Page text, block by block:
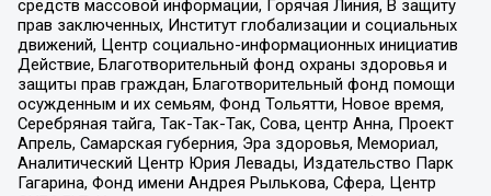
средств массовой информации, Горячая Линия, В защиту
прав заключенных, Институт глобализации и социальных
движений, Центр социально-информационных инициатив
Действие, Благотворительный фонд охраны здоровья и
защиты прав граждан, Благотворительный фонд помощи
осужденным и их семьям, Фонд Тольятти, Новое время,
Серебряная тайга, Так-Так-Так, Сова, центр Анна, Проект
Апрель, Самарская губерния, Эра здоровья, Мемориал,
Аналитический Центр Юрия Левады, Издательство Парк
Гагарина, Фонд имени Андрея Рылькова, Сфера, Центр